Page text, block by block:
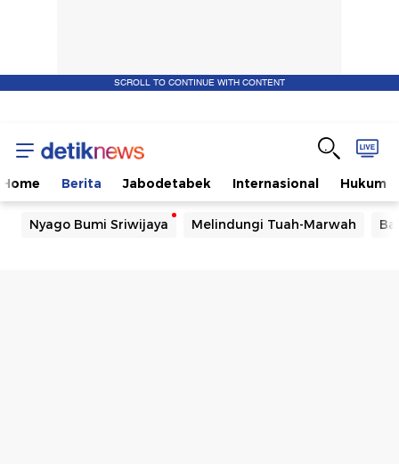
SCROLL TO CONTINUE WITH CONTENT
Home Berita Jabodetabek Internasional Hukum
Nyago Bumi Sriwijaya Melindungi Tuah-Marwah